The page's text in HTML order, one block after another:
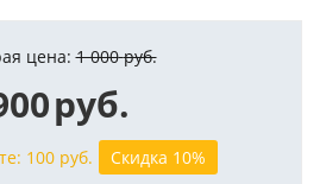
цена: 1 000 руб.
руб.
100 руб. Скидка 10%